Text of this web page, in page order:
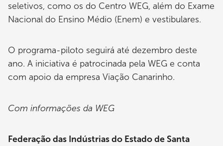
seletivos, como os do Centro WEG, além do Exame
Nacional do Ensino Médio (Enem) e vestibulares.
O programa-piloto seguirá até dezembro deste
ano. A iniciativa é patrocinada pela WEG e conta
com apoio da empresa Viação Canarinho.
Com informações da WEG
Federação das Indústrias do Estado de Santa